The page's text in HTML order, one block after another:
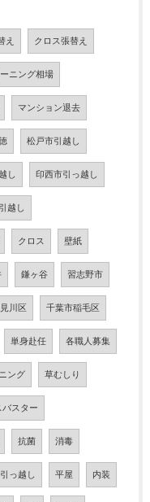
え クロス張替え
ニング相場
マンション退去
松戸市引越し
し 印西市引っ越し
越し
クロス 壁紙
鎌ヶ谷 習志野市
川区 千葉市稲毛区
単身赴任 各職人募集
ング 草むしり
スター
抗菌 消毒
引っ越し 平屋 内装